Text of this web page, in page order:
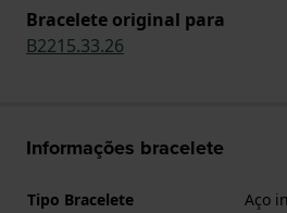
Bracelete original para
B2215.33.26
Informações bracelete
Tipo Bracelete Aço